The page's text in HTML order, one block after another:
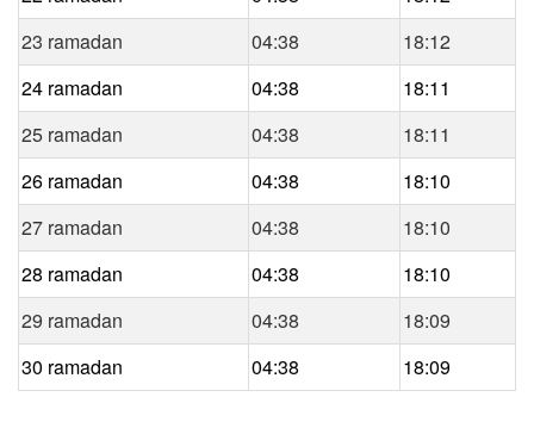
23 ramadan
04:38
18:12
24 ramadan
04:38
18:11
25 ramadan
04:38
18:11
26 ramadan
04:38
18:10
27 ramadan
04:38
18:10
28 ramadan
04:38
18:10
29 ramadan
04:38
18:09
30 ramadan
04:38 18:09